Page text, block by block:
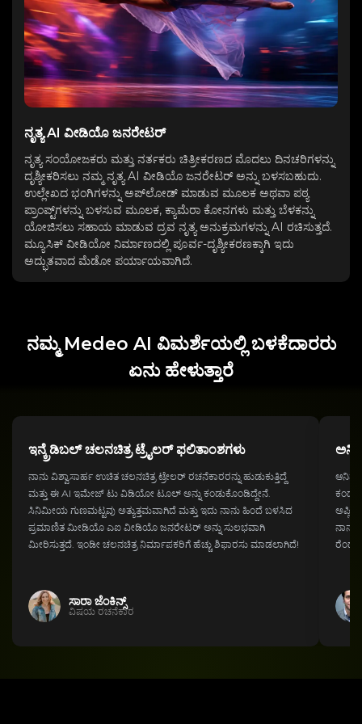
ನೃತ್ಯ AI ವೀಡಿಯೊ ಜನರೇಟರ್
ನೃತ್ಯ ಸಂಯೋಜಕರು ಮತ್ತು ನರ್ತಕರು ಚಿತ್ರೀಕರಣದ ಮೊದಲು ದಿನಚರಿಗಳನ್ನು
ದೃಶ್ಯೀಕರಿಸಲು ನಮ್ಮ ನೃತ್ಯ AI ವೀಡಿಯೊ ಜನರೇಟರ್ ಅನ್ನು ಬಳಸಬಹುದು.
ಉಲ್ಲೇಖದ ಭಂಗಿಗಳನ್ನು ಅಪ್‌ಲೋಡ್ ಮಾಡುವ ಮೂಲಕ ಅಥವಾ ಪಠ್ಯ
ಪ್ರಾಂಪ್ಟ್‌ಗಳನ್ನು ಬಳಸುವ ಮೂಲಕ, ಕ್ಯಾಮೆರಾ ಕೋನಗಳು ಮತ್ತು ಬೆಳಕನ್ನು
ಯೋಜಿಸಲು ಸಹಾಯ ಮಾಡುವ ದ್ರವ ನೃತ್ಯ ಅನುಕ್ರಮಗಳನ್ನು AI ರಚಿಸುತ್ತದೆ.
ಮ್ಯೂಸಿಕ್ ವೀಡಿಯೋ ನಿರ್ಮಾಣದಲ್ಲಿ ಪೂರ್ವ-ದೃಶ್ಯೀಕರಣಕ್ಕಾಗಿ ಇದು
ಅದ್ಭುತವಾದ ಮೆಡೋ ಪರ್ಯಾಯವಾಗಿದೆ.
ನಮ್ಮ Medeo AI ವಿಮರ್ಶೆಯಲ್ಲಿ ಬಳಕೆದಾರರು
ಏನು ಹೇಳುತ್ತಾರೆ
ಇನ್ಕ್ರೆಡಿಬಲ್ ಚಲನಚಿತ್ರ ಟ್ರೈಲರ್ ಫಲಿತಾಂಶಗಳು
ನಾನು ವಿಶ್ವಾಸಾರ್ಹ ಉಚಿತ ಚಲನಚಿತ್ರ ಟ್ರೇಲರ್ ರಚನೆಕಾರರನ್ನು ಹುಡುಕುತ್ತಿದ್ದೆ
ಮತ್ತು ಈ AI ಇಮೇಜ್ ಟು ವಿಡಿಯೋ ಟೂಲ್ ಅನ್ನು ಕಂಡುಕೊಂಡಿದ್ದೇನೆ.
ಸಿನಿಮೀಯ ಗುಣಮಟ್ಟವು ಅತ್ಯುತ್ತಮವಾಗಿದೆ ಮತ್ತು ಇದು ನಾನು ಹಿಂದೆ ಬಳಸಿದ
ಪ್ರಮಾಣಿತ ಮೀಡಿಯೊ ಎಐ ವೀಡಿಯೊ ಜನರೇಟರ್ ಅನ್ನು ಸುಲಭವಾಗಿ
ಮೀರಿಸುತ್ತದೆ. ಇಂಡೀ ಚಲನಚಿತ್ರ ನಿರ್ಮಾಪಕರಿಗೆ ಹೆಚ್ಚು ಶಿಫಾರಸು ಮಾಡಲಾಗಿದೆ!
ಸಾರಾ ಜೆಂಕಿನ್ಸ್
ವಿಷಯ ರಚನೆಕಾರ
ನಾನು